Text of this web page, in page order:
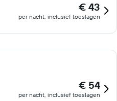
€ 43
per nacht, inclusief toeslagen
€ 54
per nacht, inclusief toeslagen